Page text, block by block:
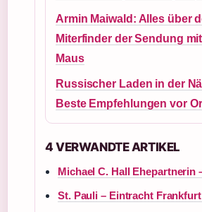
Armin Maiwald: Alles über
Miterfinder der Sendung
Maus
Russischer Laden in der
Beste Empfehlungen vor
4 VERWANDTE ARTIKEL
Michael C. Hall Ehepartnerin
St. Pauli – Eintracht